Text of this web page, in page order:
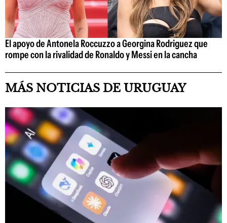
El apoyo de Antonela Roccuzzo a Georgina Rodriguez que
rompe con la rivalidad de Ronaldo y Messi en la cancha
MÁS NOTICIAS DE URUGUAY